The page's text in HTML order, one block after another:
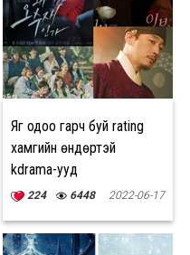
Яг одоо гарч буй rating
хамгийн өндөртэй
kdrama-ууд
224 6448 2022-06-17